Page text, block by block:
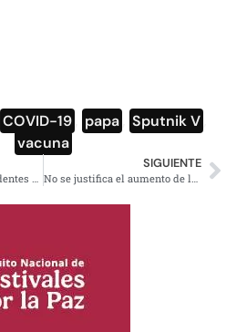
COVID-19 papa Sputnik V
vacuna
AMLO, uno de los presidentes mejor calificados de América
SIGUIENTE
No se justifica el aumento de la gasolina: AMLO